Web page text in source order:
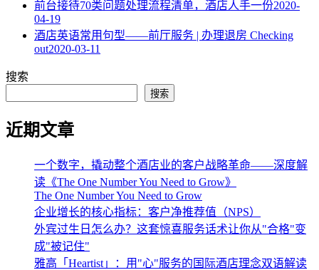
​前台接待70类问题处理流程清单，酒店人手一份2020-
04-19
酒店英语常用句型——前厅服务 | 办理退房 Checking
out2020-03-11
搜索
搜索
近期文章
一个数字，撬动整个酒店业的客户战略革命——深度解
读《The One Number You Need to Grow》
The One Number You Need to Grow
企业增长的核心指标：客户净推荐值（NPS）
外宾过生日怎么办？这套惊喜服务话术让你从"合格"变
成"被记住"
雅高「Heartist」：用"心"服务的国际酒店理念双语解读